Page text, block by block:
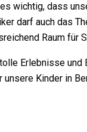
wichtig, dass
darf auch das
Raum für
Erlebnisse
Kinder in